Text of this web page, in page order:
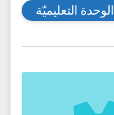
الخوري، وهوَ من
ودروسٍ أخلاقيّةٍ
باحترامٍ